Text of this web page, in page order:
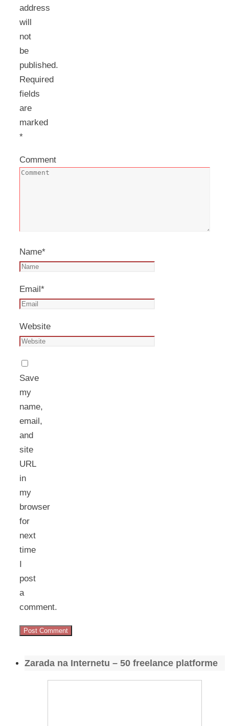
address
will
not
be
published.
Required
fields
are
marked
*
Comment
Name*
Email*
Website
Save
my
name,
email,
and
site
URL
in
my
browser
for
next
time
I
post
a
comment.
Zarada na Internetu – 50 freelance platforme